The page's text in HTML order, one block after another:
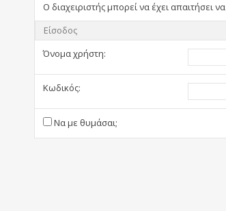
Ο διαχειριστής μπορεί να έχει απαιτήσει να
Είσοδος
Όνομα χρήστη:
Κωδικός:
Να με θυμάσαι;